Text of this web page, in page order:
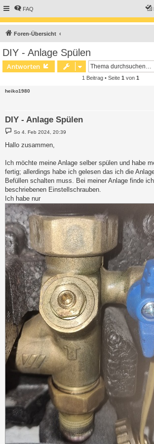
FAQ
Foren-Übersicht
DIY - Anlage Spülen
Antworten
1 Beitrag • Seite 1 von 1
heiko1980
DIY - Anlage Spülen
B
e
i
t
g
So 4. Feb 2024, 20:39
Hallo zusammen,
Ich möchte meine Anlage selber spülen und habe
fertig; allerdings habe ich gelesen das ich die
Befüllen schalten muss. Bei meiner Anlage finde
beschriebenen Einstellschrauben.
Ich habe nur